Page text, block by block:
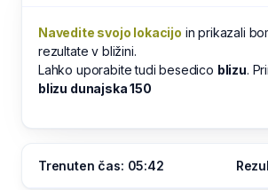
Navedite svojo lokacijo in prikazali
rezultate v bližini.
Lahko uporabite tudi besedico blizu.
blizu dunajska 150
Trenuten čas: 05:42